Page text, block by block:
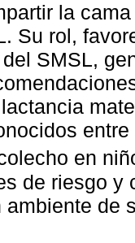
la
Su rol,
SMSL,
en
de riesgo y
ambiente de